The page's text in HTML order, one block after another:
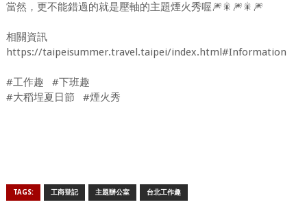
當然，更不能錯過的就是壓軸的主題煙火秀喔🎆🎇🎆🎇🎆
相關資訊
https://taipeisummer.travel.taipei/index.html#Information
#工作趣 #下班趣
#大稻埕夏日節 #煙火秀
TAGS: 工商登記 主題辦公室 台北工作趣